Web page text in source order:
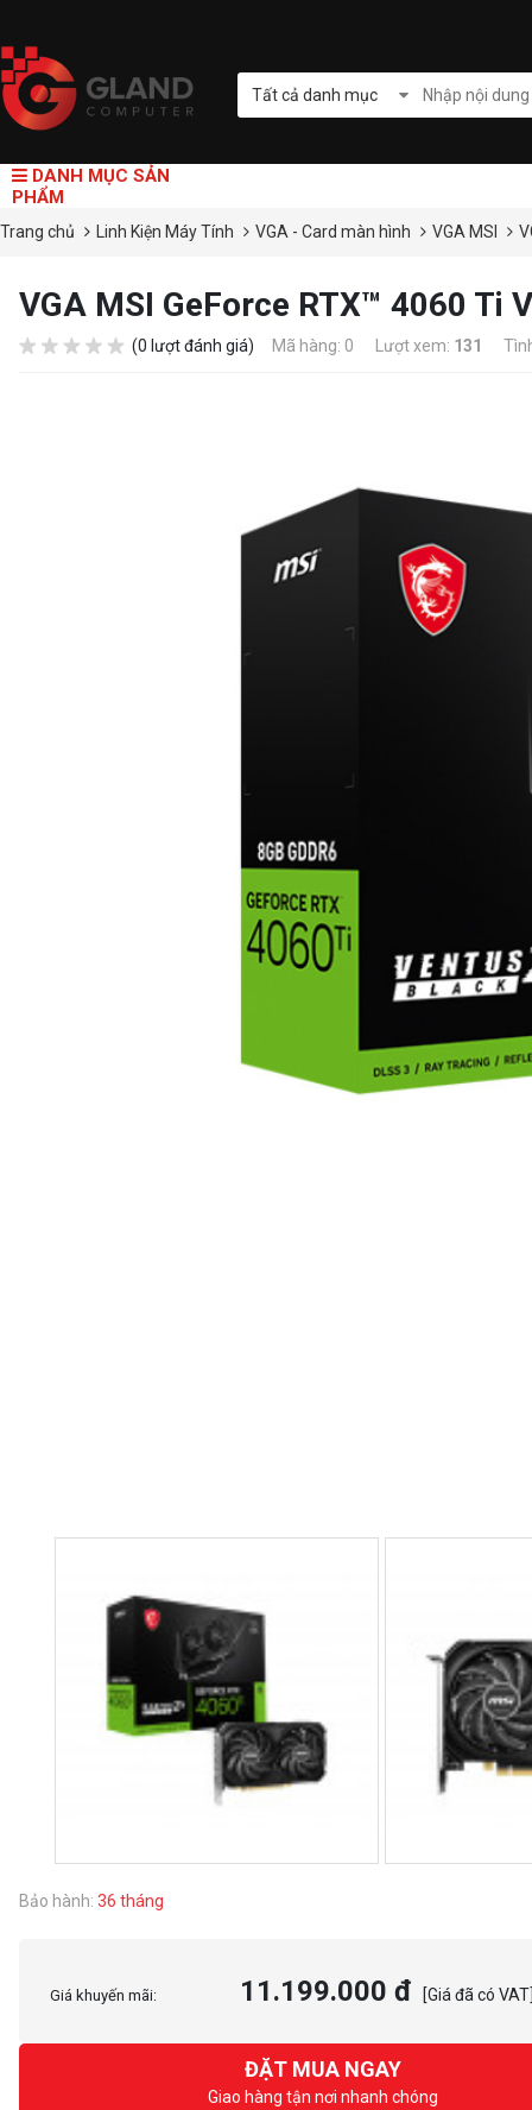
Tất cả danh mục
DANH MỤC SẢN
PHẨM
Trang chủ Linh Kiện Máy Tính VGA - Card màn hình VGA MSI
VGA MSI GeForce RTX™ 4060 Ti
(0 lượt đánh giá) Mã hàng: 0 Lượt xem: 131
Bảo hành: 36 tháng
Giá khuyến mãi: 11.199.000 đ [Giá đã có
ĐẶT MUA NGAY
Giao hàng tận nơi nhanh chóng